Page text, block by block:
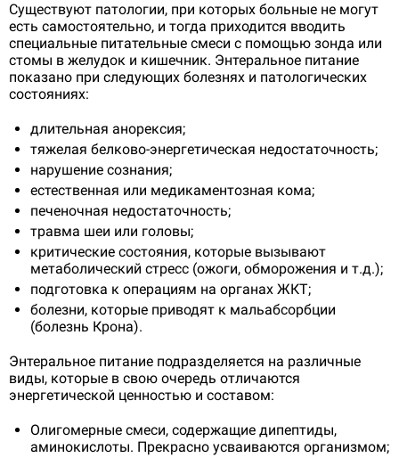
Существуют патологии, при которых больные не могут
есть самостоятельно, и тогда приходится вводить
специальные питательные смеси с помощью зонда или
стомы в желудок и кишечник. Энтеральное питание
показано при следующих болезнях и патологических
состояниях:
длительная анорексия;
тяжелая белково-энергетическая недостаточность;
нарушение сознания;
естественная или медикаментозная кома;
печеночная недостаточность;
травма шеи или головы;
критические состояния, которые вызывают
метаболический стресс (ожоги, обморожения и т.д.);
подготовка к операциям на органах ЖКТ;
болезни, которые приводят к мальабсорбции
(болезнь Крона).
Энтеральное питание подразделяется на различные
виды, которые в свою очередь отличаются
энергетической ценностью и составом:
Олигомерные смеси, содержащие дипептиды,
аминокислоты. Прекрасно усваиваются организмом;